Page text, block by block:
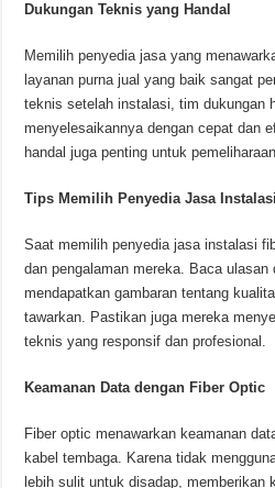
Dukungan Teknis yang Handal
Memilih penyedia jasa yang
layanan purna jual yang baik sangat
teknis setelah instalasi, tim dukungan
menyelesaikannya dengan cepat dan
handal juga penting untuk
Tips Memilih Penyedia Jasa
Saat memilih penyedia jasa instalasi
dan pengalaman mereka. Baca
mendapatkan gambaran tentang
tawarkan. Pastikan juga mereka
teknis yang responsif dan profesional.
Keamanan Data dengan Fiber Optic
Fiber optic menawarkan keamanan
kabel tembaga. Karena tidak
lebih sulit untuk disadap, memberikan